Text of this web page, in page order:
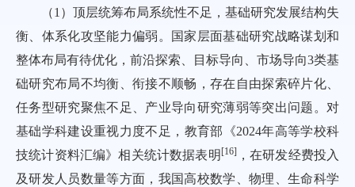
（1）顶层统筹布局系统性不足，基础研究发展结构失
衡、体系化攻坚能力偏弱。国家层面基础研究战略谋划和
整体布局有待优化，前沿探索、目标导向、市场导向3类基
础研究布局不均衡、衔接不顺畅，存在自由探索碎片化、
任务型研究聚焦不足、产业导向研究薄弱等突出问题。对
基础学科建设重视力度不足，教育部《2024年高等学校科
技统计资料汇编》相关统计数据表明 [16] ，在研发经费投入
及研发人员数量等方面，我国高校数学、物理、生命科学